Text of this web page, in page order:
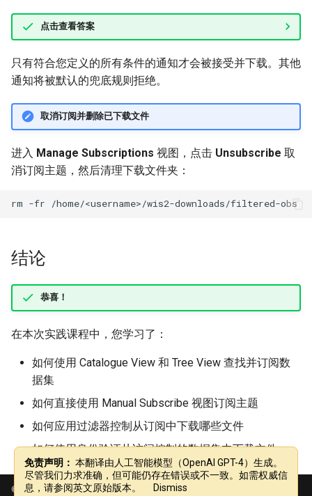
点击查看答案
只有符合您定义的所有条件的通知才会被接受并下载。其他
通知将被默认的兜底规则拒绝。
取消订阅并删除已下载文件
进入 Manage Subscriptions 视图，点击 Unsubscribe 取
消订阅主题，然后清理下载文件夹：
rm -fr
结论
恭喜！
在本次实践课程中，您学习了：
如何使用 Catalogue View 和 Tree View 查找并订阅数
据集
如何直接使用 Manual Subscribe 视图订阅主题
如何应用过滤器控制从订阅中下载哪些文件
如何使用身份验证从访问控制的数据集中下载文件
© 2025 World Meteorological Organization
免责声明： 本翻译由人工智能模型（OpenAI GPT-4）生成。
尽管我们力求准确，但可能仍存在错误或不一致。如需权威信
息，请参阅英文原始版本。
Dismiss